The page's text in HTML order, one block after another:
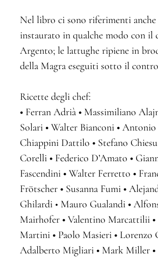
Nel libro ci sono riferimenti
instaurato in qualche modo con il
Argento; le lattughe ripiene in
della Magra eseguiti sotto il
Ricette degli chef:
• Ferran Adrià • Massimiliano
Solari • Walter Bianconi • Antonio
Chiappini Dattilo • Stefano
Corelli • Federico D’Amato •
Fascendini • Walter Ferretto •
Frötscher • Susanna Fumi •
Ghilardi • Mauro Gualandi •
Mairhofer • Valentino Marcattilii •
Martini • Paolo Masieri • Lorenzo
Adalberto Migliari • Mark Miller •